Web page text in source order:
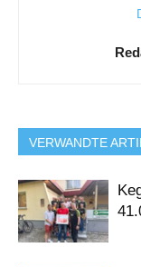
VERWANDTE